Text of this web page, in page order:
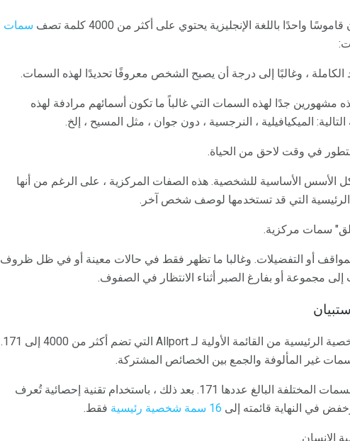
قاموسًا واحدًا باللغة الإنجليزية يحتوي على أكثر من 4000 كلمة تصف
سمات
، وغالبًا إلى درجة أن يصبح الشخص معروفًا تحديدًا لهذه السمات.
جدًا لهذه السمات التي غالباً ما تكون أسمائهم مرادفة لهذه
الميكيافيلية ، النرجسية ، دون جوان ، مثل المسيح ، إلخ.
الأسس الأساسية للشخصية. هذه الصفات المركزية ، على الرغم من أنها
التي قد تستخدمها لوصف شخص آخر.
سمات مركزية.
أو التفضيلات. وغالبا ما تظهر فقط في حالات معينة أو في ظل ظروف
مجموعة أو بفارغ الصبر أثناء الانتظار في الصفوف.
عدد السمات الشخصية الرئيسية من القائمة الأولية لـ Allport التي تضم أكثر من 4000 إلى 171.
غير المألوفة والجمع بين الخصائص المشتركة.
بعد ذلك ، صنفت "كاتيل" عينة كبيرة من الأفراد لهذه السمات المختلفة البالغ عددها 171. بعد ذلك ، باستخدام تقنية إحصائية تُعرف
في النهاية قائمته إلى 16 سمة شخصية رئيسية فقط.